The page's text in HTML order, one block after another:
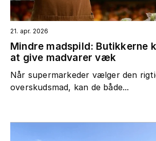
21. apr. 2026
Mindre madspild: Butikkerne
at give madvarer væk
Når supermarkeder vælger den
overskudsmad, kan de både...